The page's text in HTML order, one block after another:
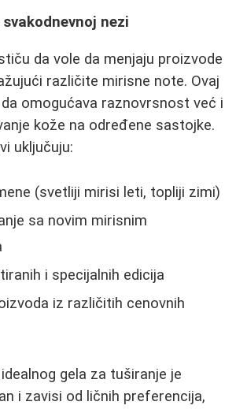
nezi
da vole da menjaju proizvode
različite mirisne note. Ovaj
omogućava raznovrsnost već i
kože na određene sastojke.
uključuju:
(svetliji mirisi leti, topliji zimi)
sa novim mirisnim
i specijalnih edicija
iz različitih cenovnih
gela za tuširanje je
i zavisi od ličnih preferencija,